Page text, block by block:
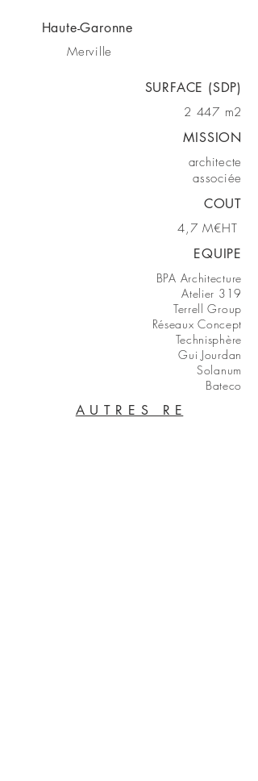
Haute-Garonne
Merville
SURFACE (SDP)
2 447 m2
MISSION
architecte
associée
COUT
4,7 M€HT
EQUIPE
BPA Architecture
Atelier 319
Terrell Group
Réseaux Concept
Technisphère
Gui Jourdan
Solanum
Bateco
A U T R E S R E